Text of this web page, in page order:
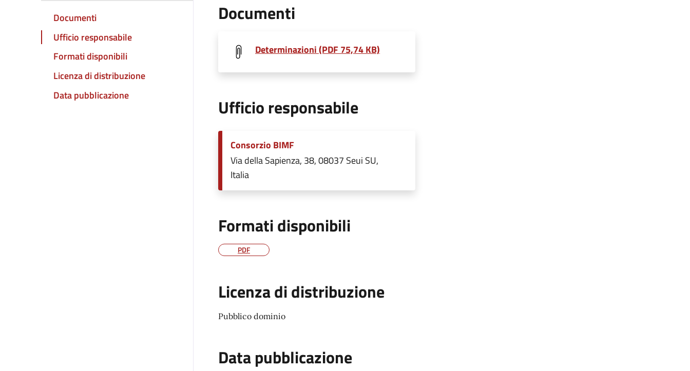
Documenti
Ufficio responsabile
Formati disponibili
Licenza di distribuzione
Data pubblicazione
Documenti
Determinazioni (PDF 75,74 KB)
Ufficio responsabile
Consorzio BIMF
Via della Sapienza, 38, 08037 Seui SU,
Italia
Formati disponibili
PDF
Licenza di distribuzione
Pubblico dominio
Data pubblicazione